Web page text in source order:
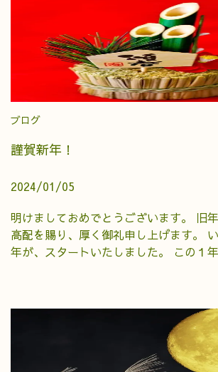
ブログ
謹賀新年！
2024/01/05
明けましておめでとうございます。 旧
高配を賜り、厚く御礼申し上げます。
年が、スタートいたしました。 この１